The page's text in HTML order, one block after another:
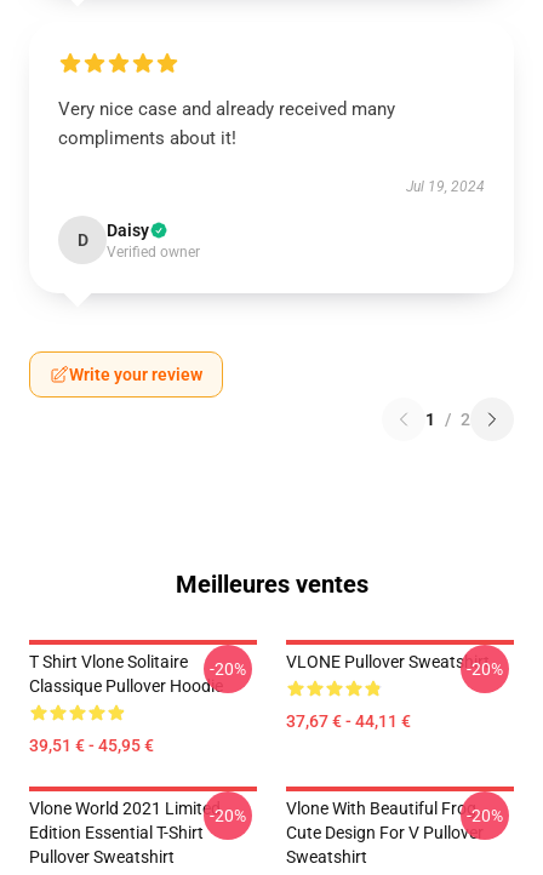
Very nice case and already received many
compliments about it!
Jul 19, 2024
D Daisy
Verified owner
Write your review
1 / 2
Meilleures ventes
T Shirt Vlone Solitaire
Classique Pullover Hoodie
39,51 € - 45,95 €
-20% VLONE Pullover Sweatshirt
37,67 € - 44,11 €
-20%
Vlone World 2021 Limited
Edition Essential T-Shirt
Pullover Sweatshirt
-20%
Vlone With Beautiful Frog ,
Cute Design For V Pullover
Sweatshirt
-20%